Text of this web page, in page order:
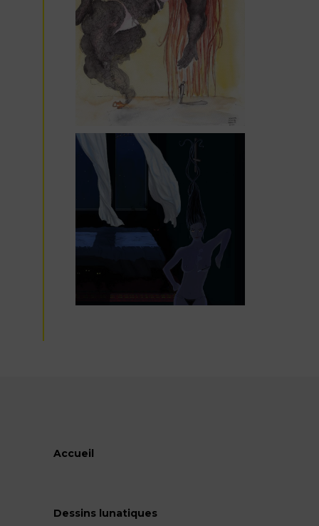
Accueil
Dessins lunatiques